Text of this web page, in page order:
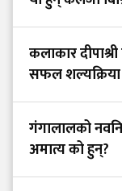
कलाकार
सफल शल्यक्रिया
गंगालालको
अमात्य को हुन्?